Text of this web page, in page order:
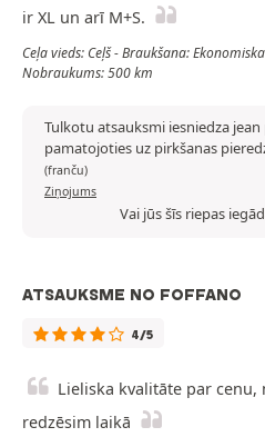
ir XL un arī M+S.
Ceļa vieds: Ceļš - Braukšana:
Nobraukums: 500 km
Tulkotu atsauksmi iesniedza jean
pamatojoties uz pirkšanas
(franču)
Ziņojums
Vai jūs šīs riepas
ATSAUKSME NO FOFFANO
4/5
Lieliska kvalitāte par
redzēsim laikā